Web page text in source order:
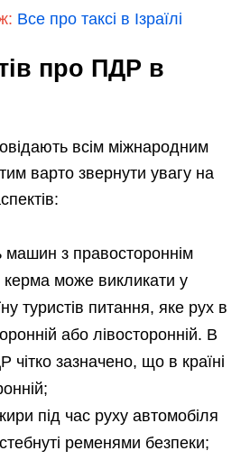
Все про таксі в Ізраїлі
про ПДР в
всім міжнародним
варто звернути увагу на
машин з правостороннім
може викликати у
туристів питання, яке рух в
або лівосторонній. В
чітко зазначено, що в країні
під час руху автомобіля
ременями безпеки;